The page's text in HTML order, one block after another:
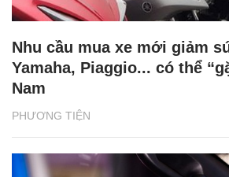
PHƯƠNG TIỆN
Nhu cầu mua xe mới giảm
Yamaha, Piaggio... có thể
Nam